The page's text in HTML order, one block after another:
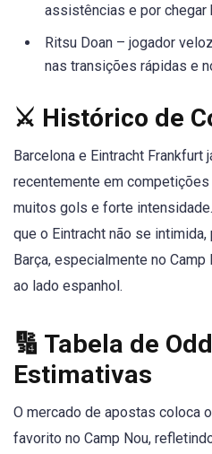
assistências e por chegar
Ritsu Doan – jogador
nas transições rápidas e
⚔️ Histórico de
Barcelona e Eintracht Frankfurt
recentemente em
muitos gols e forte
que o Eintracht não se
Barça, especialmente no
ao lado espanhol.
🔢 Tabela de
Estimativas
O mercado de apostas coloca
favorito no Camp Nou,